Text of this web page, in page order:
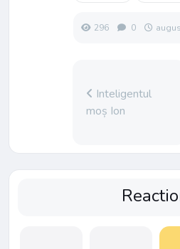
296 0
Inteligentul
moș Ion